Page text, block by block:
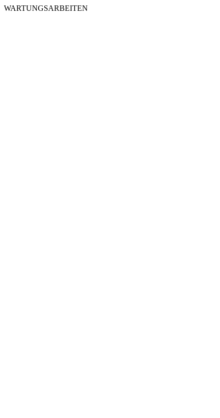
WARTUNGSARBEITEN